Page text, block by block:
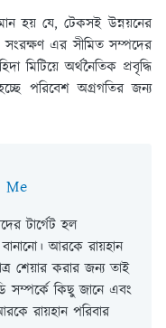
হয় যে, টেকসই উন্নয়নের
সংরক্ষণ এর সীমিত সম্পদের
মিটিয়ে অর্থনৈতিক প্রবৃদ্ধি
পরিবেশ অগ্রগতির জন্য
Me
টার্গেট হল
আরকে রায়হান
শেয়ার করার জন্য তাই
সম্পর্কে কিছু জানে এবং
রায়হান পরিবার